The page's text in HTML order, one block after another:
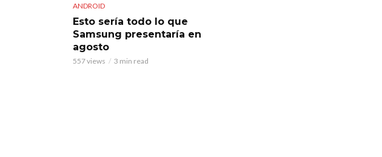
ANDROID
Esto sería todo lo que
Samsung presentaría en
agosto
557 views 3 min read